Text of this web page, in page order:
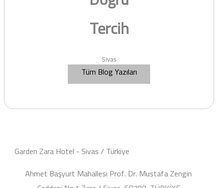
Tercih
Sivas
Tüm Blog Yazıları
Garden Zara Hotel - Sivas / Türkiye
Ahmet Başyurt Mahallesi Prof. Dr. Mustafa Zengin